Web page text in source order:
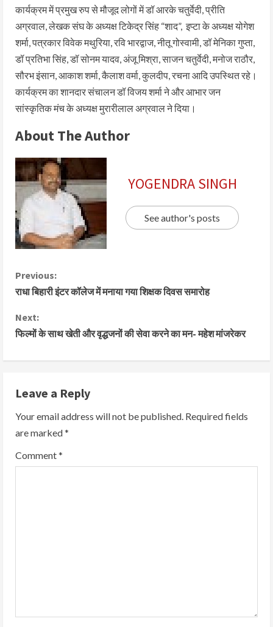
कार्यक्रम में प्रमुख रुप से मौजूद लोगों में डॉ आरके चतुर्वेदी, प्रीति
अग्रवाल, लेखक संघ के अध्यक्ष टिकेद्र सिंह “शाद”, इप्टा के अध्यक्ष योगेश
शर्मा, पत्रकार विवेक मथुरिया, रवि भारद्वाज, नीतू गोस्वामी, डॉ मेनिका गुप्ता,
डॉ प्रतिभा सिंह, डॉ सोनम यादव, अंजू मिश्रा, साजन चतुर्वेदी, मनोज राठौर,
सौरभ इंसान, आकाश शर्मा, कैलाश वर्मा, कुलदीप, रचना आदि उपस्थित रहे।
कार्यक्रम का शानदार संचालन डॉ विजय शर्मा ने और आभार जन
सांस्कृतिक मंच के अध्यक्ष मुरारीलाल अग्रवाल ने दिया।
About The Author
YOGENDRA SINGH
See author's posts
Previous:
राधा बिहारी इंटर कॉलेज में मनाया गया शिक्षक दिवस समारोह
Next:
फिल्मों के साथ खेती और वृद्धजनों की सेवा करने का मन- महेश मांजरेकर
Leave a Reply
Your email address will not be published. Required fields
are marked*
Comment*